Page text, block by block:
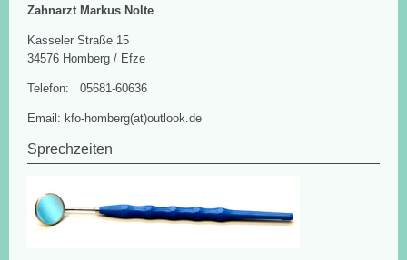
Zahnarzt Markus Nolte
Kasseler Straße 15
34576 Homberg / Efze
Telefon: 05681-60636
Email: kfo-homberg(at)outlook.de
Sprechzeiten